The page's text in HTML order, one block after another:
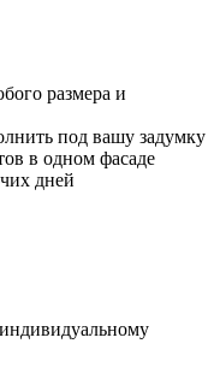
размера и
под вашу задумку
в одном фасаде
дней